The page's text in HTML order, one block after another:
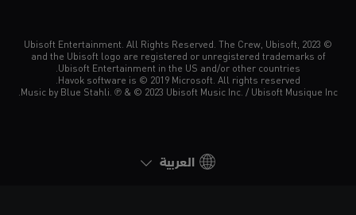
© 2023 Ubisoft Entertainment. All Rights Reserved. The Crew, Ubisoft,
and the Ubisoft logo are registered or unregistered trademarks of
Ubisoft Entertainment in the US and/or other countries.
Havok software is © 2019 Microsoft. All rights reserved.
Music by Blue Stahli. ℗ & © 2023 Ubisoft Music Inc. / Ubisoft Musique Inc.
العربية